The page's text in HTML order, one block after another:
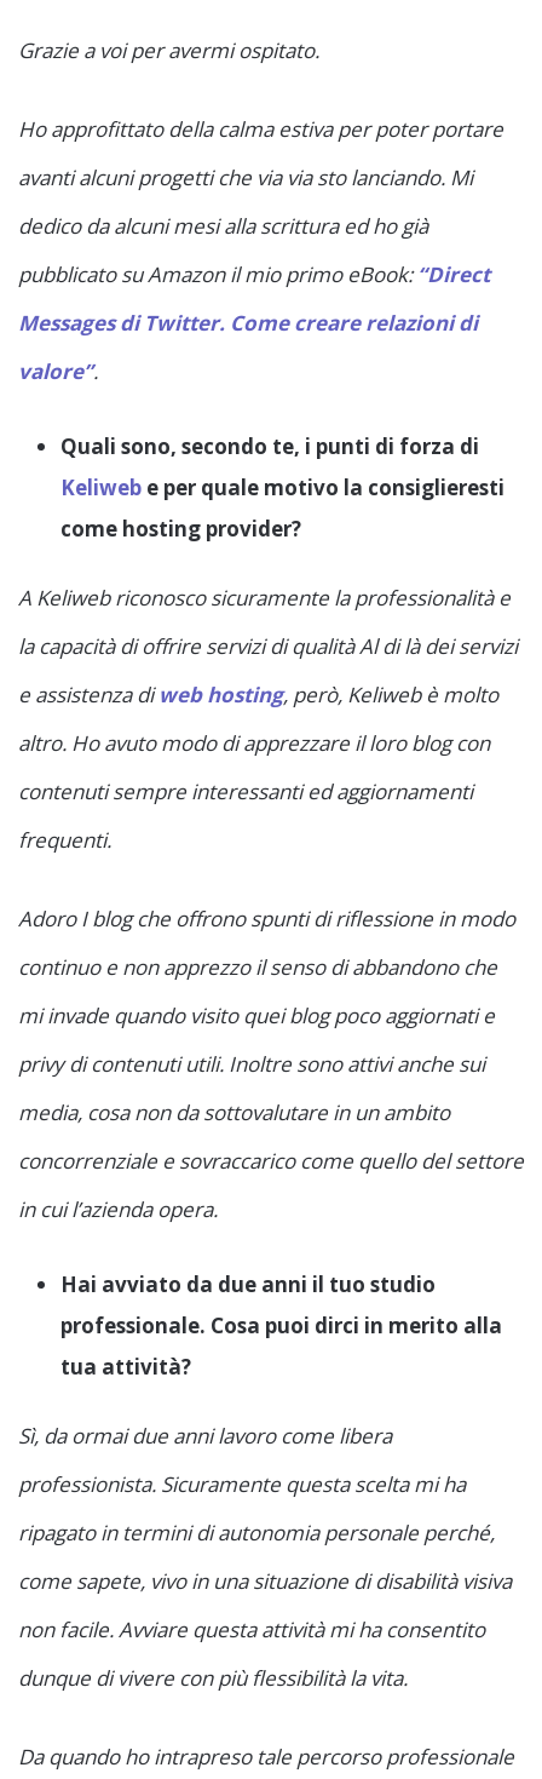
Grazie a voi per avermi ospitato.
Ho approfittato della calma estiva per poter portare
avanti alcuni progetti che via via sto lanciando. Mi
dedico da alcuni mesi alla scrittura ed ho già
pubblicato su Amazon il mio primo eBook:“Direct
Messages di Twitter. Come creare relazioni di
valore”.
Quali sono, secondo te, i punti di forza di
Keliweb e per quale motivo la consiglieresti
come hosting provider?
A Keliweb riconosco sicuramente la professionalità e
la capacità di offrire servizi di qualità Al di là dei servizi
e assistenza di web hosting, però, Keliweb è molto
altro. Ho avuto modo di apprezzare il loro blog con
contenuti sempre interessanti ed aggiornamenti
frequenti.
Adoro I blog che offrono spunti di riflessione in modo
continuo e non apprezzo il senso di abbandono che
mi invade quando visito quei blog poco aggiornati e
privy di contenuti utili. Inoltre sono attivi anche sui
media, cosa non da sottovalutare in un ambito
concorrenziale e sovraccarico come quello del settore
in cui l’azienda opera.
Hai avviato da due anni il tuo studio
professionale. Cosa puoi dirci in merito alla
tua attività?
Sì, da ormai due anni lavoro come libera
professionista. Sicuramente questa scelta mi ha
ripagato in termini di autonomia personale perché,
come sapete, vivo in una situazione di disabilità visiva
non facile. Avviare questa attività mi ha consentito
dunque di vivere con più flessibilità la vita.
Da quando ho intrapreso tale percorso professionale